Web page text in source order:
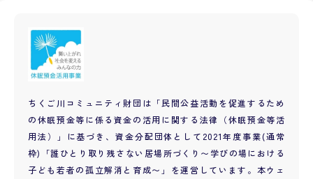
ちくご川コミュニティ財団は「民間公益活動を促進するため
の休眠預金等に係る資金の活用に関する法律（休眠預金等活
用法）」に基づき、資金分配団体として2021年度事業(通常
枠)「誰ひとり取り残さない居場所づくり〜学びの場における
子ども若者の孤立解消と育成〜」を運営しています。本ウェ